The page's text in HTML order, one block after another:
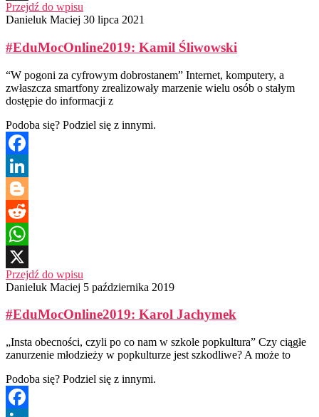
X
Przejdź do wpisu
Danieluk Maciej 30 lipca 2021
#EduMocOnline2019: Kamil Śliwowski
“W pogoni za cyfrowym dobrostanem” Internet, komputery, a
zwłaszcza smartfony zrealizowały marzenie wielu osób o stałym
dostępie do informacji z
Podoba się? Podziel się z innymi.
Facebook
LinkedIn
Blogger
Reddit
WhatsApp
X
Przejdź do wpisu
Danieluk Maciej 5 października 2019
#EduMocOnline2019: Karol Jachymek
„Insta obecności, czyli po co nam w szkole popkultura” Czy ciągłe
zanurzenie młodzieży w popkulturze jest szkodliwe? A może to
Podoba się? Podziel się z innymi.